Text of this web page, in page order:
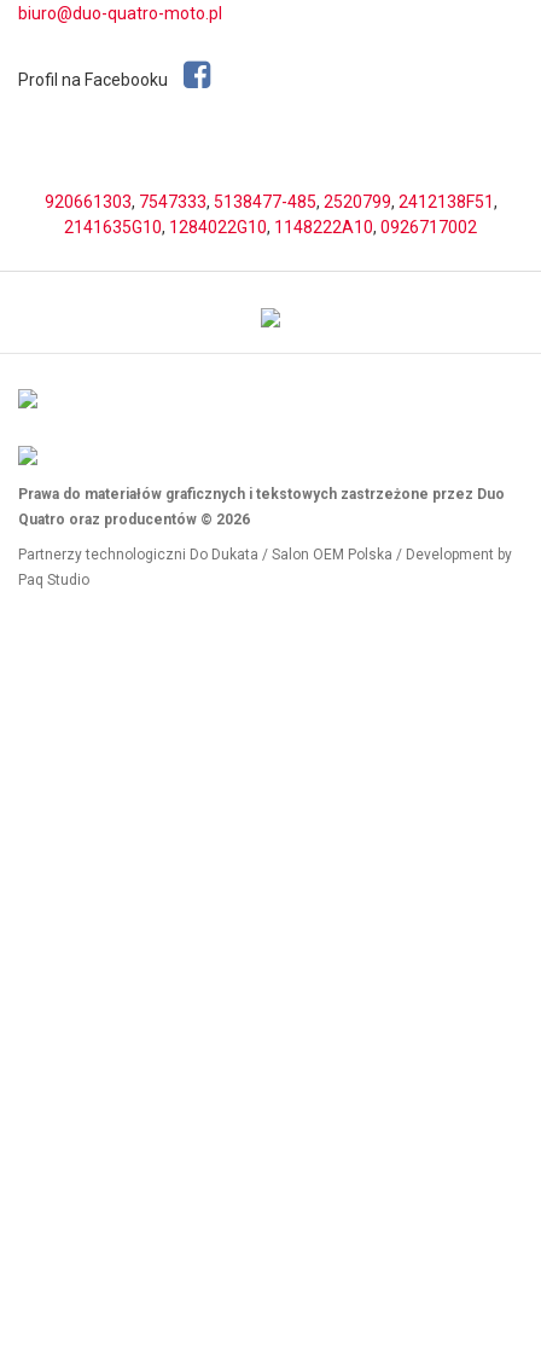
biuro@duo-quatro-moto.pl
Profil na Facebooku
920661303, 7547333, 5138477-485, 2520799, 2412138F51,
2141635G10, 1284022G10, 1148222A10, 0926717002
Prawa do materiałów graficznych i tekstowych zastrzeżone przez Duo
Quatro oraz producentów © 2026
Partnerzy technologiczni Do Dukata / Salon OEM Polska / Development by
Paq Studio